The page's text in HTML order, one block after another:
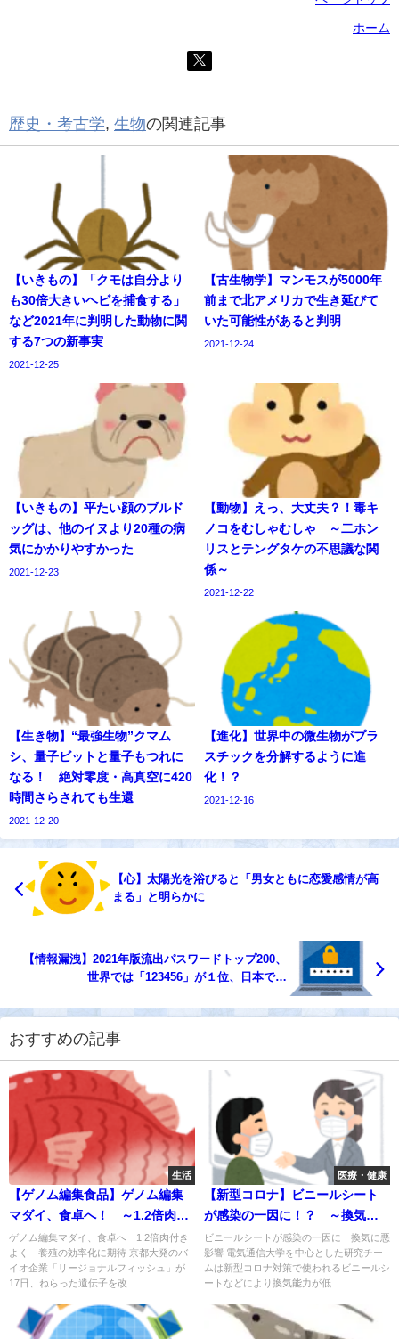
ホーム
歴史・考古学, 生物の関連記事
【いきもの】「クモは自分より
も30倍大きいヘビを捕食する」
など2021年に判明した動物に関
する7つの新事実
2021-12-25
【古生物学】マンモスが5000年
前まで北アメリカで生き延びて
いた可能性があると判明
2021-12-24
【いきもの】平たい顔のブルド
ッグは、他のイヌより20種の病
気にかかりやすかった
2021-12-23
【動物】えっ、大丈夫？！毒キ
ノコをむしゃむしゃ ～二ホン
リスとテングタケの不思議な関
係～
2021-12-22
【生き物】“最強生物”クマム
シ、量子ビットと量子もつれに
なる！ 絶対零度・高真空に420
時間さらされても生還
2021-12-20
【進化】世界中の微生物がプラ
スチックを分解するように進
化！？
2021-12-16
【心】太陽光を浴びると「男女ともに恋愛感情が高
まる」と明らかに
【情報漏洩】2021年版流出パスワードトップ200、
世界では「123456」が１位、日本では
おすすめの記事
生活
【ゲノム編集食品】ゲノム編集
マダイ、食卓へ！ ～1.2倍肉付
きよく、養殖の効率化に期待～
ゲノム編集マダイ、食卓へ 1.2倍肉付き
よく 養殖の効率化に期待 京都大発のバ
イオ企業「リージョナルフィッシュ」が
17日、ねらった遺伝子を改...
医療・健康
【新型コロナ】ビニールシート
が感染の一因に！？ ～換気に
悪影響～
ビニールシートが感染の一因に 換気に悪
影響 電気通信大学を中心とした研究チー
ムは新型コロナ対策で使われるビニールシ
ートなどにより換気能力が低...